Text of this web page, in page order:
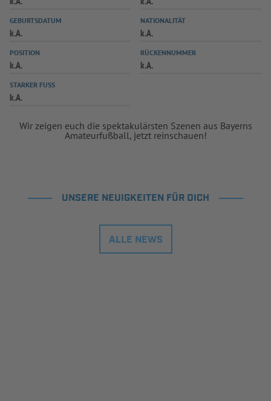
SPIELPLUS
GEBURTSDATUM
k.A.
NATIONALITÄT
k.A.
POSITION
k.A.
RÜCKENNUMMER
k.A.
STARKER FUSS
k.A.
Wir zeigen euch die spektakulärsten Szenen aus Bayerns
Amateurfußball, jetzt reinschauen!
UNSERE NEUIGKEITEN FÜR DICH
ALLE NEWS